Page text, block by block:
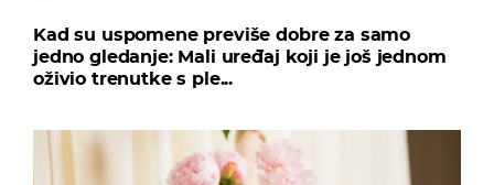
Kad su uspomene previše dobre za samo
jedno gledanje: Mali uređaj koji je još jednom
oživio trenutke s ple...